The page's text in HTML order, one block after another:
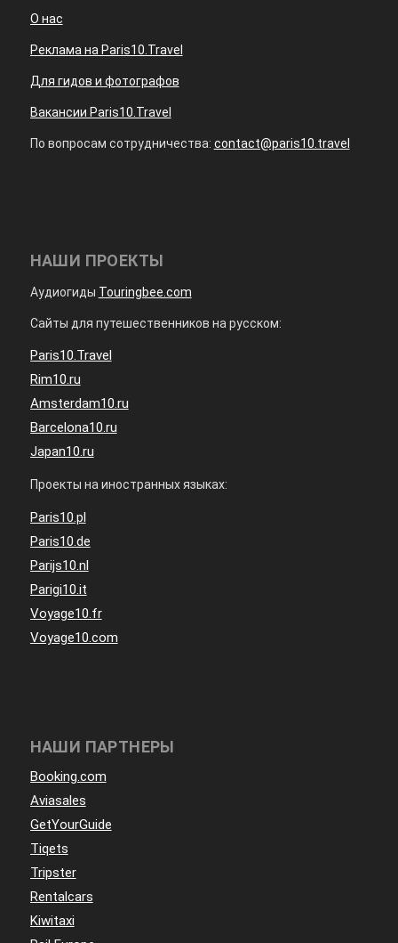
О нас
Реклама на Paris10.Travel
Для гидов и фотографов
Вакансии Paris10.Travel
По вопросам сотрудничества: contact@paris10.travel
НАШИ ПРОЕКТЫ
Аудиогиды Touringbee.com
Сайты для путешественников на русском:
Paris10.Travel
Rim10.ru
Amsterdam10.ru
Barcelona10.ru
Japan10.ru
Проекты на иностранных языках:
Paris10.pl
Paris10.de
Parijs10.nl
Parigi10.it
Voyage10.fr
Voyage10.com
НАШИ ПАРТНЕРЫ
Booking.com
Aviasales
GetYourGuide
Tiqets
Tripster
Rentalcars
Kiwitaxi